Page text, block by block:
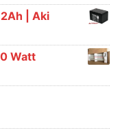
| Aki
Watt